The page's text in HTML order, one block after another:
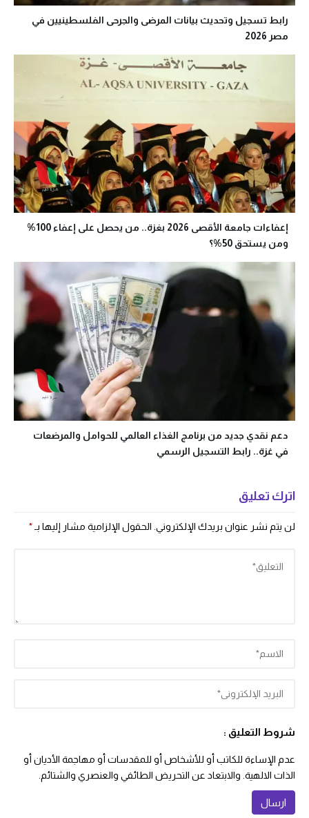
رابط تسجيل وتحديث بيانات المرضى والجرحى الفلسطينيين في
مصر 2026
إعفاءات جامعة الأقصى 2026 بغزة.. من يحصل على إعفاء 100%
ومن يستحق 50%؟
دعم نقدي جديد من برنامج الغذاء العالمي للحوامل والمرضعات
في غزة.. رابط التسجيل الرسمي
اترك تعليق
لن يتم نشر عنوان بريدك الإلكتروني. الحقول الإلزامية مشار إليها بـ *
شروط التعليق :
عدم الإساءة للكاتب أو للأشخاص أو للمقدسات أو مهاجمة الأديان أو
الذات الالهية. والابتعاد عن التحريض الطائفي والعنصري والشتائم.